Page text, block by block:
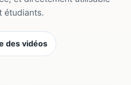
étudiants.
des vidéos